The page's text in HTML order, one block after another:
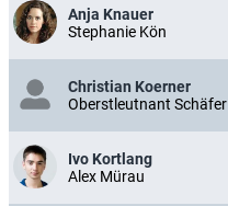
Anja Knauer
Stephanie Kön
Christian Koerner
Oberstleutnant Schäfer
Ivo Kortlang
Alex Mürau